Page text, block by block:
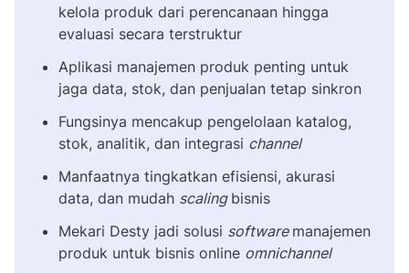
kelola produk dari perencanaan hingga
evaluasi secara terstruktur
Aplikasi manajemen produk penting untuk
jaga data, stok, dan penjualan tetap sinkron
Fungsinya mencakup pengelolaan katalog,
stok, analitik, dan integrasi channel
Manfaatnya tingkatkan efisiensi, akurasi
data, dan mudah scaling bisnis
Mekari Desty jadi solusi software manajemen
produk untuk bisnis online omnichannel